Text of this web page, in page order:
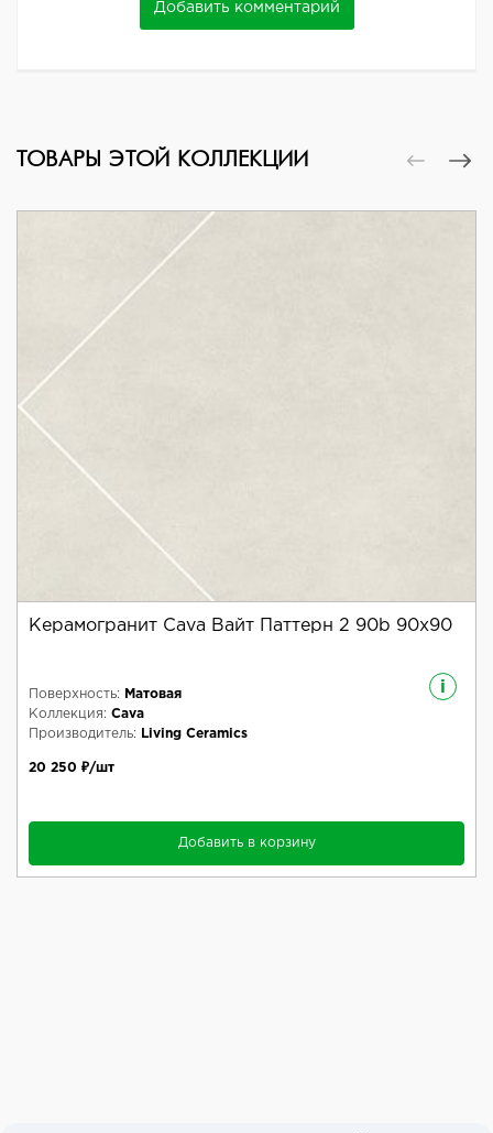
Добавить комментарий
ТОВАРЫ ЭТОЙ КОЛЛЕКЦИИ
Керамогранит Cava Вайт Паттерн 2 90b 90x90
i
Поверхность:
Матовая
Коллекция: Cava
Производитель:
Living Ceramics
20 250 ₽/шт
Добавить в корзину